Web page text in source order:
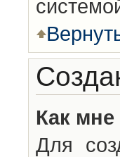
Как
Для